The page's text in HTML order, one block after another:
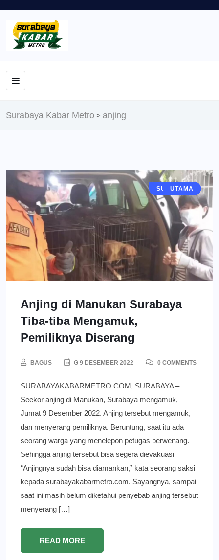
Surabaya Kabar Metro > anjing
BERITA
SURABAYA
UTAMA
Anjing di Manukan Surabaya
Tiba-tiba Mengamuk,
Pemiliknya Diserang
BAGUS G 9 DESEMBER 2022 0 COMMENTS
SURABAYAKABARMETRO.COM, SURABAYA –
Seekor anjing di Manukan, Surabaya mengamuk,
Jumat 9 Desember 2022. Anjing tersebut mengamuk,
dan menyerang pemiliknya. Beruntung, saat itu ada
seorang warga yang menelepon petugas berwenang.
Sehingga anjing tersebut bisa segera dievakuasi.
“Anjingnya sudah bisa diamankan,” kata seorang saksi
kepada surabayakabarmetro.com. Sayangnya, sampai
saat ini masih belum diketahui penyebab anjing tersebut
menyerang […]
READ MORE